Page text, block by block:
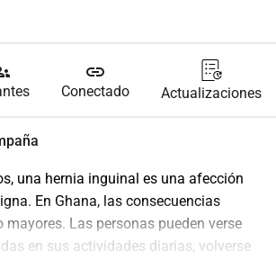
link
Conectado Actualizaciones
una hernia inguinal es una afección
En Ghana, las consecuencias
mayores. Las personas pueden verse
en sus actividades diarias, volverse